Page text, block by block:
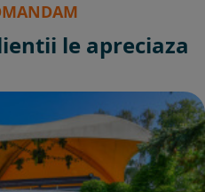
le apreciaza